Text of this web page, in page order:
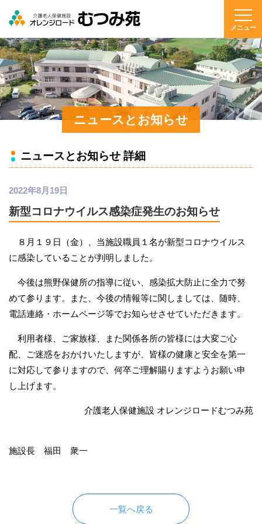
メニュー
ニュースとお知らせ
ニュースとお知らせ 詳細
2022年8月19日
新型コロナウイルス感染症発生のお知らせ
８月１９日（金）、当施設職員１名が新型コロナウイルス
に感染していることが判明しました。
今後は熊野保健所の指導に従い、感染拡大防止に全力で努
めて参ります。また、今後の情報等に関しましては、随時、
電話連絡・ホームページ等でお知らせさせていただきます。
利用者様、ご家族様、また関係各所の皆様には大変ご心
配、ご迷惑をおかけいたしますが、皆様の健康と安全を第一
に対応して参りますので、何卒ご理解賜りますようお願い申
し上げます。
介護老人保健施設 オレンジロードむつみ苑
施設長 福田 衆一
一覧へ戻る